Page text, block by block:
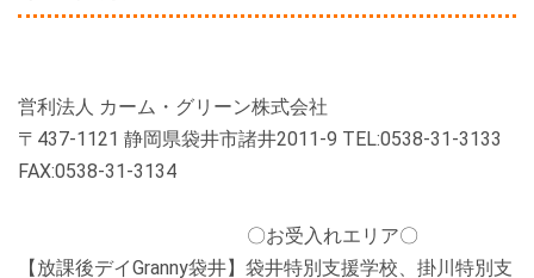
営利法人 カーム・グリーン株式会社
〒437-1121 静岡県袋井市諸井2011-9 TEL:0538-31-3133
FAX:0538-31-3134
〇お受入れエリア〇
【放課後デイGranny袋井】袋井特別支援学校、掛川特別支